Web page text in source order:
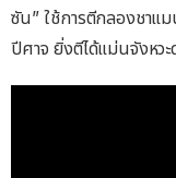
ซัน” ใช้การตีกลองชาแ
ปีศาจ ยิ่งตีได้แม่นจังหวะ